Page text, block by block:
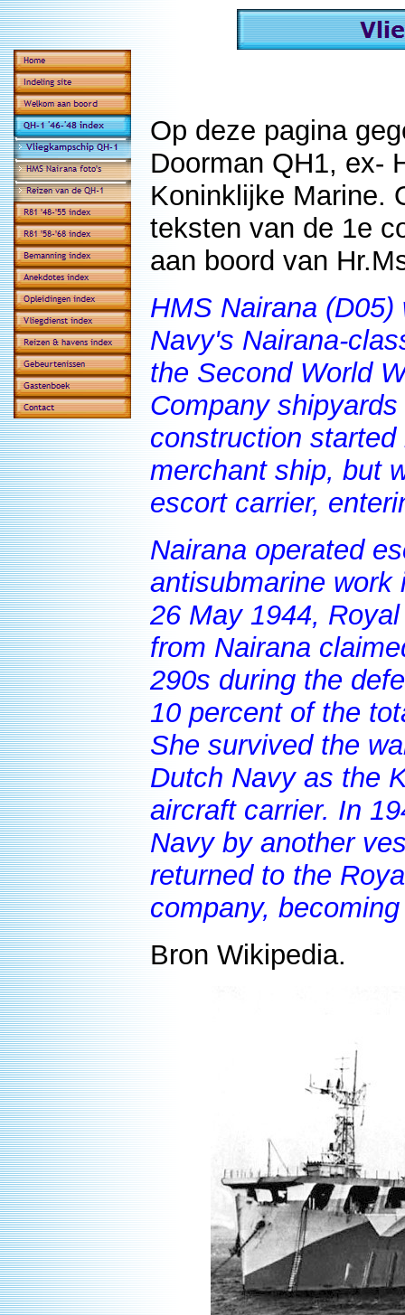
Op deze pagina
Doorman QH1, ex-
Koninklijke Marine.
teksten van de 1e
aan boord van
HMS Nairana
Navy's Nairana-
the Second World
Company
construction
merchant ship, but
escort carrier,
Nairana operated
antisubmarine
26 May 1944,
from Nairana
290s during the
10 percent of the
She survived the
Dutch Navy as the
aircraft carrier. In
Navy by another
returned to the
company,
Bron Wikipedia.